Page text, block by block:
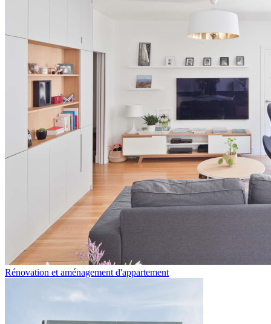
Rénovation et aménagement d'appartement